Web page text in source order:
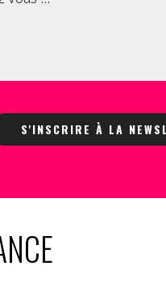
S'INSCRIRE À LA